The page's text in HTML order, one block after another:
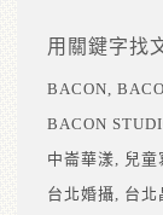
用關鍵字找
BACON
BACON
中崙華漾
兒童
台北婚攝
台北